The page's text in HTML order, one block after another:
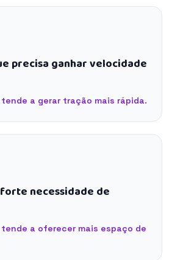
precisa ganhar velocidade
tende a gerar tração mais rápida.
necessidade de
tende a oferecer mais espaço de